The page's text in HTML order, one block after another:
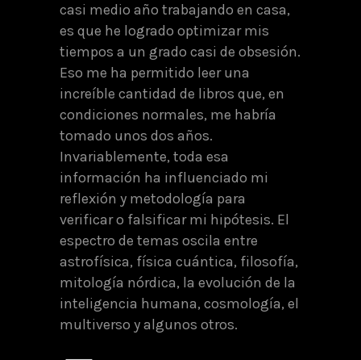
casi medio año trabajando en casa,
es que he logrado optimizar mis
tiempos a un grado casi de obsesión.
Eso me ha permitido leer una
increíble cantidad de libros que, en
condiciones normales, me habría
tomado unos dos años.
Invariablemente, toda esa
información ha influenciado mi
reflexión y metodología para
verificar o falsificar mi hipótesis. El
espectro de temas oscila entre
astrofísica, física cuántica, filosofía,
mitología nórdica, la evolución de la
inteligencia humana, cosmología, el
multiverso y algunos otros.